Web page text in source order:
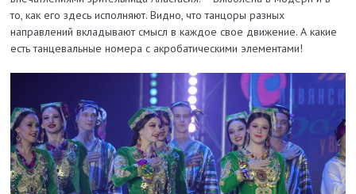
то, как его здесь исполняют. Видно, что танцоры разных
направлений вкладывают смысл в каждое свое движение. А какие
есть танцевальные номера с акробатическими элементами!